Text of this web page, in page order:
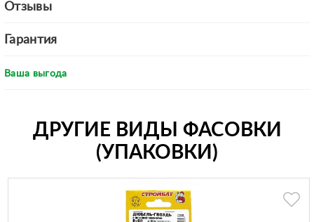
Отзывы
Гарантия
Ваша выгода
ДРУГИЕ ВИДЫ ФАСОВКИ
(УПАКОВКИ)